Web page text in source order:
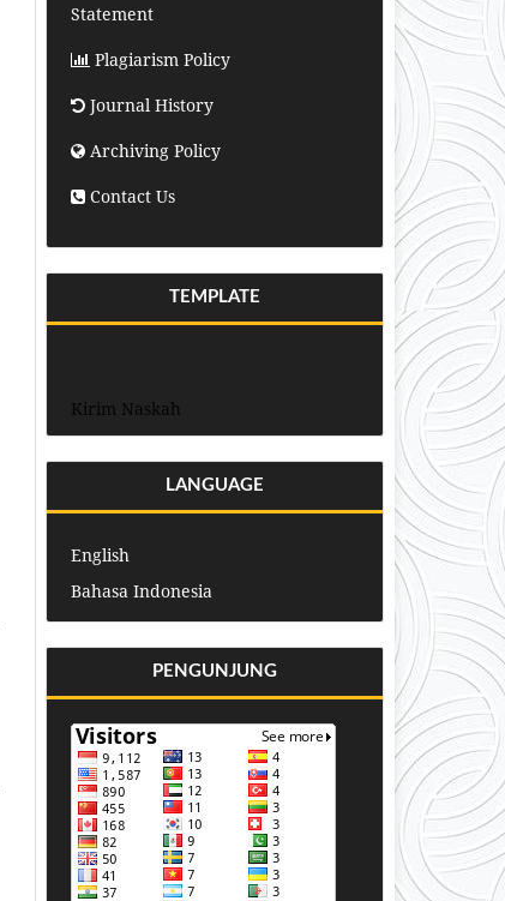
Statement
Plagiarism Policy
Journal History
Archiving Policy
Contact Us
TEMPLATE
Kirim Naskah
LANGUAGE
English
Bahasa Indonesia
PENGUNJUNG